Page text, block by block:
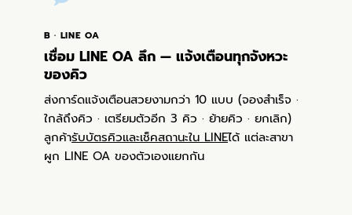
B · LINE OA
เชื่อม LINE OA ลึก — แจ้งเตือนทุกจังหวะ
ของคิว
ส่งการ์ดแจ้งเตือนสวยงามกว่า 10 แบบ (จองสำเร็จ ·
ใกล้ถึงคิว · เตรียมตัวอีก 3 คิว · ย้ายคิว · ยกเลิก)
ลูกค้ารับบัตรคิวและเช็คสถานะใน LINEได้ แต่ละสาขา
ผูก LINE OA ของตัวเองแยกกัน